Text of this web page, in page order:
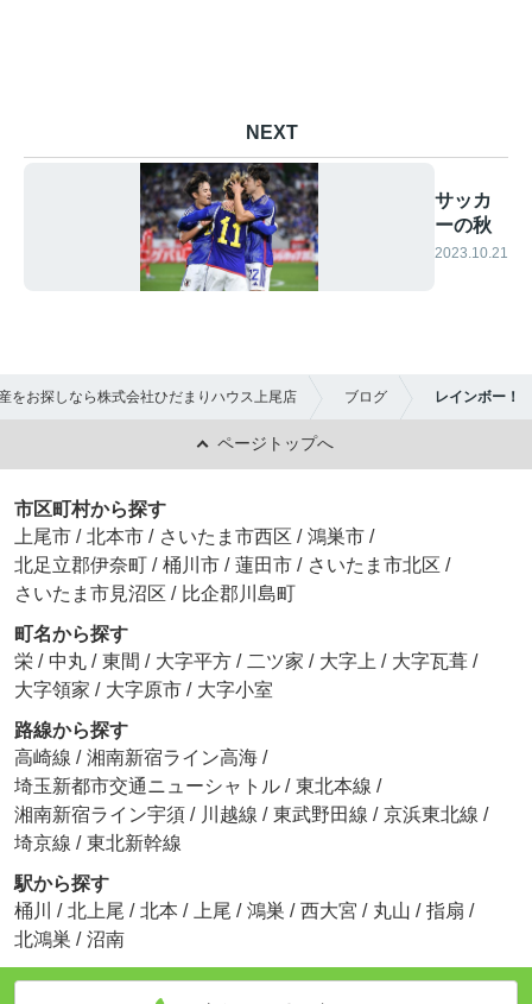
NEXT
サッカ
ーの秋
2023.10.21
をお探しなら株式会社ひだまりハウス上尾店 ブログ レインボー！
ページトップへ
市区町村から探す
上尾市 / 北本市 / さいたま市西区 / 鴻巣市 /
北足立郡伊奈町 / 桶川市 / 蓮田市 / さいたま市北区 /
さいたま市見沼区 / 比企郡川島町
町名から探す
栄 / 中丸 / 東間 / 大字平方 / 二ツ家 / 大字上 / 大字瓦葺 /
大字領家 / 大字原市 / 大字小室
路線から探す
高崎線 / 湘南新宿ライン高海 /
埼玉新都市交通ニューシャトル / 東北本線 /
湘南新宿ライン宇須 / 川越線 / 東武野田線 / 京浜東北線 /
埼京線 / 東北新幹線
駅から探す
桶川
/ 北上尾 / 北本 / 上尾 / 鴻巣 / 西大宮 / 丸山 / 指扇 /
北鴻巣 / 沼南